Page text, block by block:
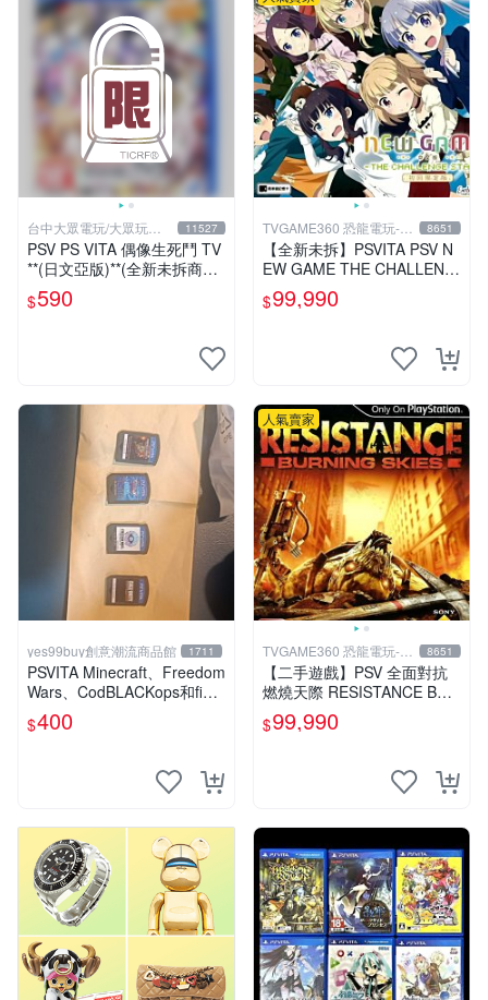
台中大眾電玩/大眾玩具
店
11527
PSV PS VITA 偶像生死鬥 TV
**(日文亞版)**(全新未拆商品)
【台中大眾電玩】
$590
TVGAME360 恐龍電玩-台
中店
8651
【全新未拆】PSVITA PSV N
EW GAME THE CHALLENG
E STAGE 限定版 中文版 台
中恐龍電玩
$99,990
yes99buy創意潮流商品館 1711
PSVITA Minecraft、Freedom
Wars、CodBLACKops和fight
ing climax
$400
人氣賣家
TVGAME360 恐龍電玩-台
中店
8651
【二手遊戲】PSV 全面對抗
燃燒天際 RESISTANCE BUR
NING SKIES 中文版【台中恐
龍電玩】
$99,990